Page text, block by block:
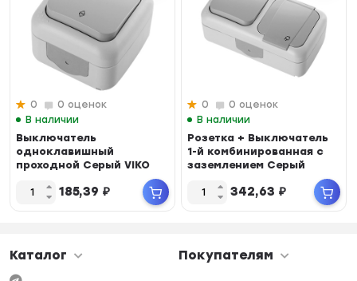
0
0 оценок
В наличии
Выключатель
одноклавишный
проходной Серый VIKO
185,39 ₽
0
0 оценок
В наличии
Розетка + Выключатель
1-й комбинированная с
заземлением Серый
342,63 ₽
Каталог Покупателям